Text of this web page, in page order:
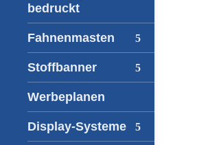
bedruckt
Fahnenmasten
Stoffbanner
Werbeplanen
Display-Systeme